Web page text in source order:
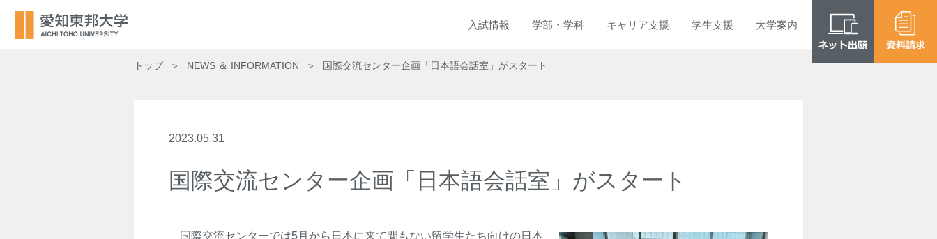
入試情報 学部 ・ 学科 キャリア支援 学生支援 大学案内
トップ NEWS ＆ INFORMATION 国際交流センター企画「日本語会話室」がスタート
2023.05.31
国際交流センター企画「日本語会話室」がスタート
国際交流センターでは5月から日本に来て間もない留学生たち向けの日本